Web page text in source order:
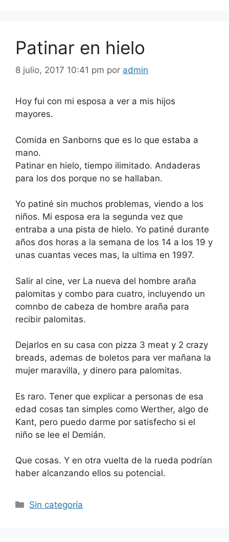
Patinar en hielo
8 julio, 2017 10:41 pm por admin
Hoy fui con mi esposa a ver a mis hijos
mayores.
Comida en Sanborns que es lo que estaba a
mano.
Patinar en hielo, tiempo ilimitado. Andaderas
para los dos porque no se hallaban.
Yo patiné sin muchos problemas, viendo a los
niños. Mi esposa era la segunda vez que
entraba a una pista de hielo. Yo patiné durante
años dos horas a la semana de los 14 a los 19 y
unas cuantas veces mas, la ultima en 1997.
Salir al cine, ver La nueva del hombre araña
palomitas y combo para cuatro, incluyendo un
comnbo de cabeza de hombre araña para
recibir palomitas.
Dejarlos en su casa con pizza 3 meat y 2 crazy
breads, ademas de boletos para ver mañana la
mujer maravilla, y dinero para palomitas.
Es raro. Tener que explicar a personas de esa
edad cosas tan simples como Werther, algo de
Kant, pero puedo darme por satisfecho si el
niño se lee el Demián.
Que cosas. Y en otra vuelta de la rueda podrían
haber alcanzando ellos su potencial.
Categorías
Sin categoría